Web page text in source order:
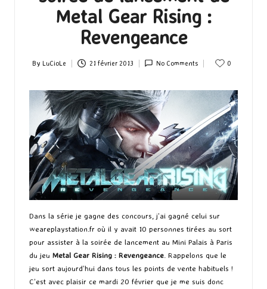
Metal Gear Rising :
Revengeance
Posted
By LuCioLe 21 février 2013 No Comments 0
Dans la série je gagne des concours, j’ai gagné celui sur
weareplaystation.fr où il y avait 10 personnes tirées au sort
pour assister à la soirée de lancement au Mini Palais à Paris
du jeu Metal Gear Rising : Revengeance. Rappelons que le
jeu sort aujourd’hui dans tous les points de vente habituels !
C’est avec plaisir ce mardi 20 février que je me suis donc